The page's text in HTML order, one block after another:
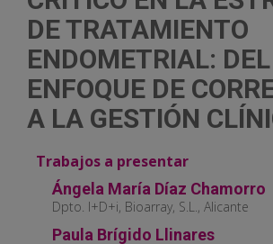
DE TRATAMIENTO
ENDOMETRIAL: DEL
ENFOQUE DE
A LA GESTIÓN
Trabajos a presentar
Ángela María Díaz Chamorro
Dpto. I+D+i, Bioarray, S.L., Alicante
Paula Brígido Llinares